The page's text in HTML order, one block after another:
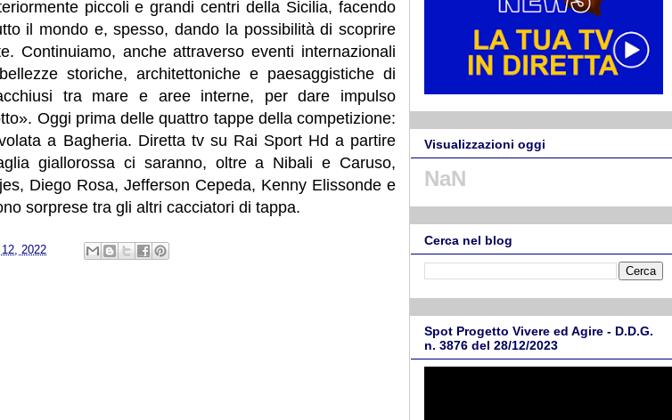
piccoli e grandi centri della Sicilia, facendo
il mondo e, spesso, dando la possibilità di scoprire
Continuiamo, anche attraverso eventi internazionali
storiche, architettoniche e paesaggistiche di
tra mare e aree interne, per dare impulso
Oggi prima delle quattro tappe della competizione:
a Bagheria. Diretta tv su Rai Sport Hd a partire
giallorossa ci saranno, oltre a Nibali e Caruso,
Diego Rosa, Jefferson Cepeda, Kenny Elissonde e
sorprese tra gli altri cacciatori di tappa.
2022
Visualizzazioni oggi
NaN
Cerca nel blog
Spot Progetto Vivere ed Agire - D.D.G.
n. 3876 del 28/12/2023